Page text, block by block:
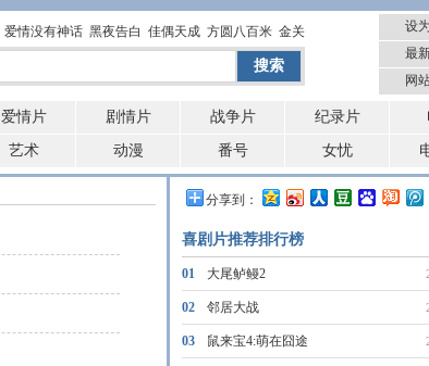
爱情没有神话 黑夜告白 佳偶天成 方圆八百米 金关
设
最
网
爱情片 剧情片 战争片 纪录片
艺术 动漫 番号 女忧
分享到：
喜剧片推荐排行榜
01 大尾鲈鳗2
02 邻居大战
03 鼠来宝4:萌在囧途